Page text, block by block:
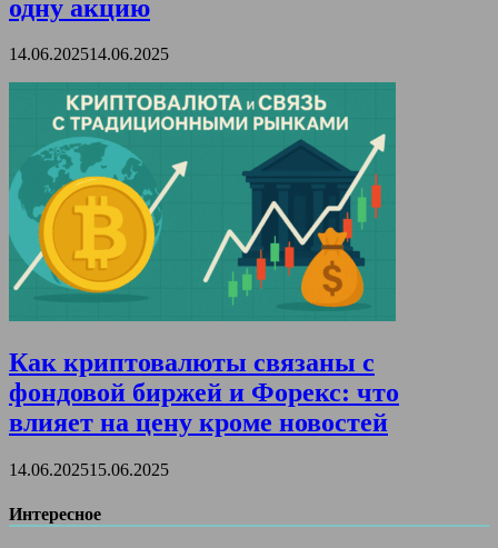
одну акцию
14.06.202514.06.2025
Как криптовалюты связаны с
фондовой биржей и Форекс: что
влияет на цену кроме новостей
14.06.202515.06.2025
Интересное